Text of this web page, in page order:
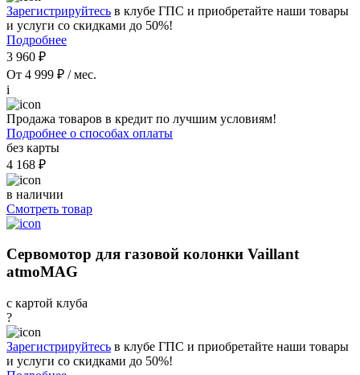
Зарегистрируйтесь в клубе ГПС и приобретайте наши товары
и услуги со скидками до 50%!
Подробнее
3 960 ₽
От 4 999 ₽ / мес.
i
Продажа товаров в кредит по лучшим условиям!
Подробнее о способах оплаты
без карты
4 168 ₽
в наличии
Смотреть товар
Сервомотор для газовой колонки Vaillant
atmoMAG
с картой клуба
?
Зарегистрируйтесь в клубе ГПС и приобретайте наши товары
и услуги со скидками до 50%!